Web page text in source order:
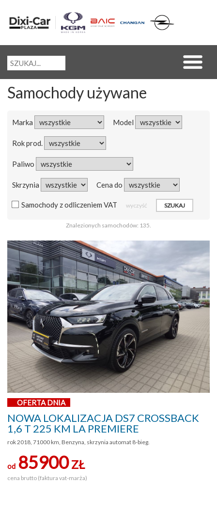
Samochody używane
Marka Model
Rok prod.
Paliwo
Skrzynia Cena do
Samochody z odliczeniem VAT wyczyść
Znalezionych samochodów: 135.
OFERTA DNIA
NOWA LOKALIZACJA DS7 CROSSBACK
1,6 T 225 KM LA PREMIERE
rok 2018, 71000 km, Benzyna, skrzynia automat 8-bieg.
od 85900ZŁ
cena brutto (faktura vat-marża)